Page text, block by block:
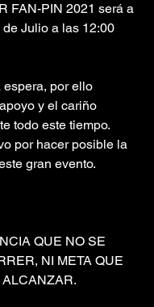
FAN-PIN 2021 será a
Julio a las 12:00
por ello
y el cariño
todo este tiempo.
por hacer posible la
gran evento.
QUE NO SE
NI META QUE